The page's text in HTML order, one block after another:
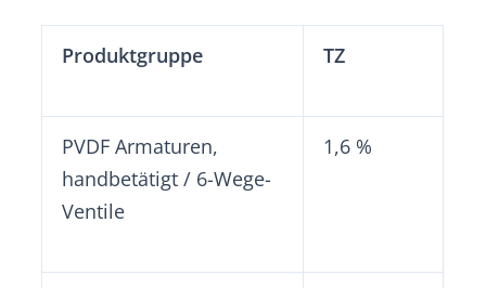
Produktgruppe TZ
PVDF Armaturen,
handbetätigt / 6-Wege-
Ventile
1,6 %